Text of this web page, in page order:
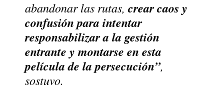
abandonar las rutas, crear caos y
confusión para intentar
responsabilizar a la gestión
entrante y montarse en esta
película de la persecución”,
sostuvo.